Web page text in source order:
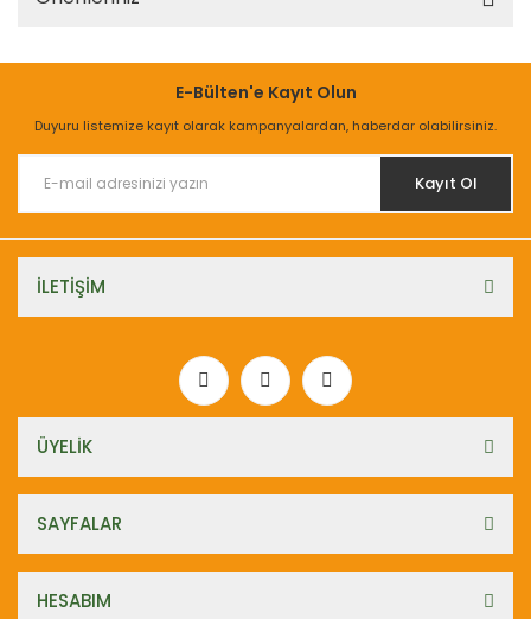
E-Bülten'e Kayıt Olun
Duyuru listemize kayıt olarak kampanyalardan, haberdar olabilirsiniz.
Kayıt Ol
İLETİŞİM
ÜYELİK
SAYFALAR
HESABIM